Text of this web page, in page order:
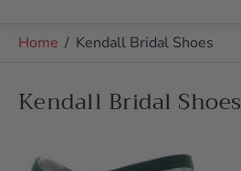
Home / Kendall Bridal Shoes
Kendall Bridal Shoes